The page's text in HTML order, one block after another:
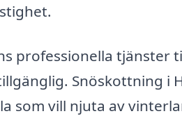
professionella tjänster
Snöskottning i
som vill njuta av